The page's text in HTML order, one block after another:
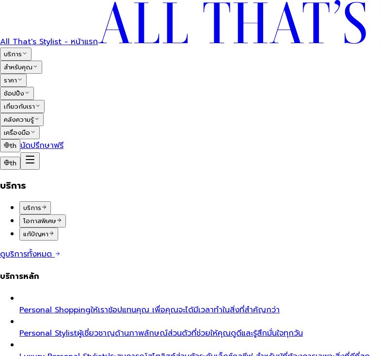
All That's Stylist - หน้าแรก
บริการ
สำหรับคุณ
ราคา
ช้อปปิ้ง
เกี่ยวกับเรา
คลังความรู้
เครื่องมือ
th นัดปรึกษาฟรี
th
บริการ
บริการ
โอกาสพิเศษ
แก้ปัญหา
ดูบริการทั้งหมด
บริการหลัก
Personal Shoppingให้เราช้อปแทนคุณ เพื่อคุณจะได้มีเวลาทำในสิ่งที่สำคัญกว่า
Personal Stylistผู้เชี่ยวชาญด้านภาพลักษณ์ส่วนตัวที่ช่วยให้คุณดูดีและรู้สึกมั่นใจทุกวัน